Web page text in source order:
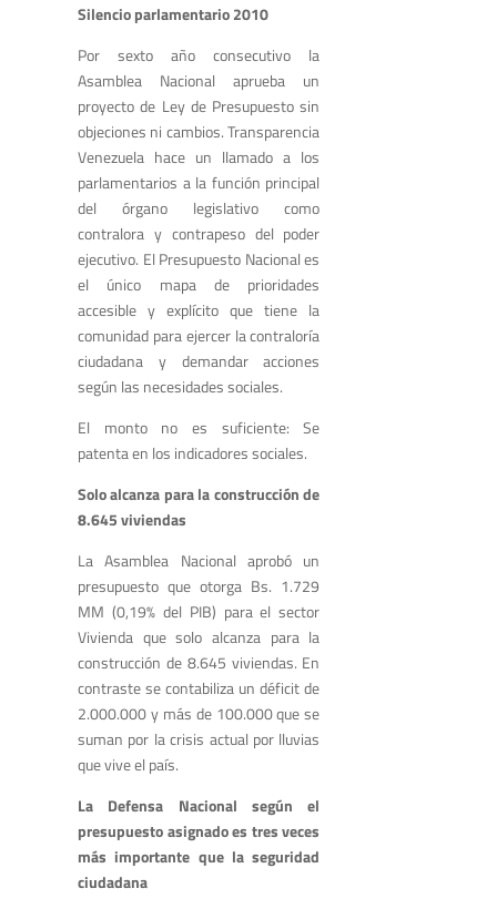
Silencio parlamentario 2010
Por sexto año consecutivo la
Asamblea Nacional aprueba un
proyecto de Ley de Presupuesto sin
objeciones ni cambios. Transparencia
Venezuela hace un llamado a los
parlamentarios a la función principal
del órgano legislativo como
contralora y contrapeso del poder
ejecutivo. El Presupuesto Nacional es
el único mapa de prioridades
accesible y explícito que tiene la
comunidad para ejercer la contraloría
ciudadana y demandar acciones
según las necesidades sociales.
El monto no es suficiente: Se
patenta en los indicadores sociales.
Solo alcanza para la construcción de
8.645 viviendas
La Asamblea Nacional aprobó un
presupuesto que otorga Bs. 1.729
MM (0,19% del PIB) para el sector
Vivienda que solo alcanza para la
construcción de 8.645 viviendas. En
contraste se contabiliza un déficit de
2.000.000 y más de 100.000 que se
suman por la crisis actual por lluvias
que vive el país.
La Defensa Nacional según el
presupuesto asignado es tres veces
más importante que la seguridad
ciudadana